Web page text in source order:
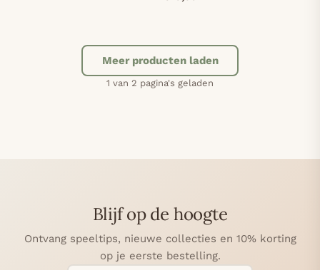
Meer producten laden
1 van 2 pagina's geladen
Blijf op de hoogte
Ontvang speeltips, nieuwe collecties en 10% korting
op je eerste bestelling.